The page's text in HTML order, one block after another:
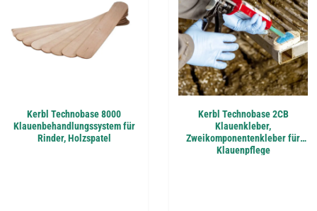
Kerbl Technobase 8000
Klauenbehandlungssystem für
Rinder, Holzspatel
Kerbl Technobase 2CB
Klauenkleber,
Zweikomponentenkleber für
Klauenpflege